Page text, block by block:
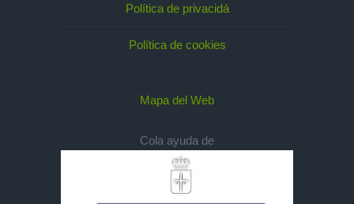
Política de privacidá
Política de cookies
Mapa del Web
Cola ayuda de